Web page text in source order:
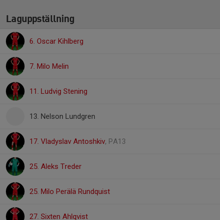
Laguppställning
6. Oscar Kihlberg
7. Milo Melin
11. Ludvig Stening
13. Nelson Lundgren
17. Vladyslav Antoshkiv, PA13
25. Aleks Treder
25. Milo Perälä Rundquist
27. Sixten Ahlqvist